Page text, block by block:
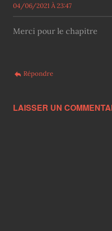
04/06/2021 À 23:47
Merci pour le chapitre
Répondre
LAISSER UN